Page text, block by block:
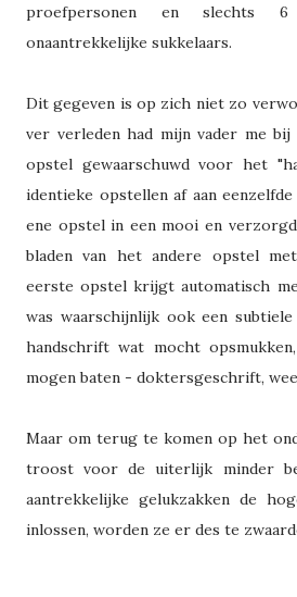
proefpersonen en slechts
onaantrekkelijke sukkelaars.
Dit gegeven is op zich niet zo
ver verleden had mijn vader me
opstel gewaarschuwd voor het
identieke opstellen af aan
ene opstel in een mooi en
bladen van het andere opstel
eerste opstel krijgt automatisch
was waarschijnlijk ook een
handschrift wat mocht
mogen baten - doktersgeschrift,
Maar om terug te komen op het
troost voor de uiterlijk minder
aantrekkelijke gelukzakken de
inlossen, worden ze er des te